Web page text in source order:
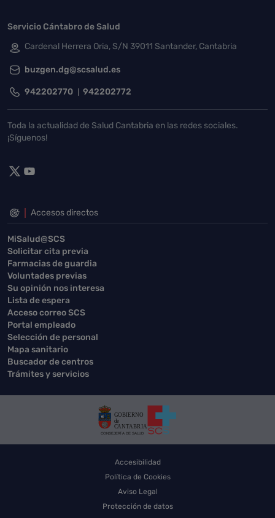
Servicio Cántabro de Salud
Cardenal Herrera Oria, S/N 39011 Santander, Cantabria
buzgen.dg@scsalud.es
942202770 942202772
Toda la actualidad de Salud Cantabria en las redes sociales.
¡Síguenos!
Accesos directos
MiSalud@SCS
Solicitar cita previa
Farmacias de guardia
Voluntades previas
Su opinión nos interesa
Lista de espera
Acceso correo SCS
Portal empleado
Selección de personal
Mapa sanitario
Buscador de centros
Trámites y servicios
Accesibilidad
Política de Cookies
Aviso Legal
Protección de datos